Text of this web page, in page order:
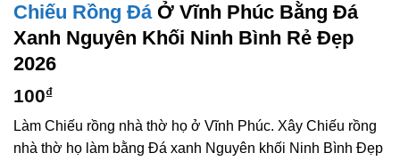
Chiếu Rồng ĐáỞ Vĩnh Phúc Bằng Đá
Xanh Nguyên Khối Ninh Bình Rẻ Đẹp
2026
100₫
Làm Chiếu rồng nhà thờ họ ở Vĩnh Phúc. Xây Chiếu rồng
nhà thờ họ làm bằng Đá xanh Nguyên khối Ninh Bình Đẹp